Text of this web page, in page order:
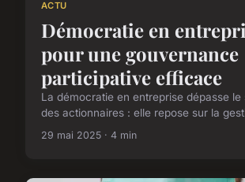
ACTU
Démocratie en
pour une gouvernance
participative efficace
La démocratie en entreprise dépasse le
des actionnaires : elle repose sur la
29 mai 2025 · 4 min